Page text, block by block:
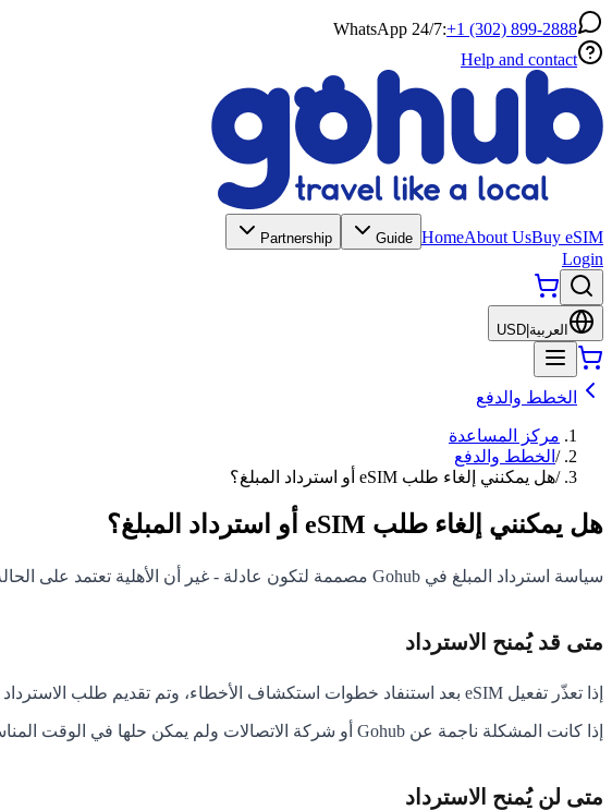
WhatsApp 24/7:+1 (302) 899-2888
Help and contact
HomeAbout UsBuy eSIM
Guide
Partnership
Login
العربية USD
الخطط والدفع
مركز المساعدة
/ الخطط والدفع
/هل يمكنني إلغاء طلب eSIM أو استرداد المبلغ؟
هل يمكنني إلغاء طلب eSIM أو استرداد المبلغ؟
سياسة استرداد المبلغ في Gohub مصممة لتكون عادلة - غير أن الأهلية تعتمد على الحالة. إليك ما تحتاج إلى معرفته:
متى قد يُمنح الاسترداد
إذا تعذّر تفعيل eSIM بعد استنفاد خطوات استكشاف الأخطاء، وتم تقديم طلب الاسترداد خلال
إذا كانت المشكلة ناجمة عن Gohub أو شركة الاتصالات ولم يمكن حلها في الوقت المناسب - قد يُمنح استرداد جزئي للبيانات المتبقية في هذه الحالة
متى لن يُمنح الاسترداد